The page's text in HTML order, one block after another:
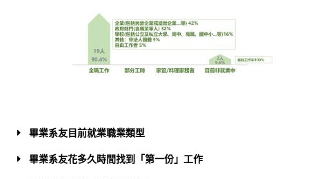
畢業系友目前就業職業類型
畢業系友花多久時間找到「第一份」工作